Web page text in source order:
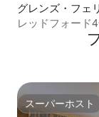
グレンズ・フェ
レッドフォード
スーパーホスト
スーパーホスト